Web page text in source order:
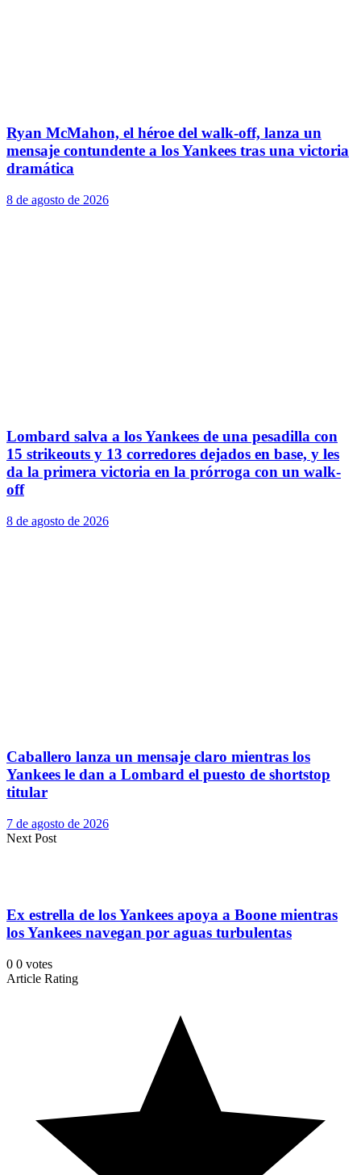
Ryan McMahon, el héroe del walk-off, lanza un
mensaje contundente a los Yankees tras una victoria
dramática
8 de agosto de 2026
Lombard salva a los Yankees de una pesadilla con
15 strikeouts y 13 corredores dejados en base, y les
da la primera victoria en la prórroga con un walk-
off
8 de agosto de 2026
Caballero lanza un mensaje claro mientras los
Yankees le dan a Lombard el puesto de shortstop
titular
7 de agosto de 2026
Next Post
Ex estrella de los Yankees apoya a Boone mientras
los Yankees navegan por aguas turbulentas
0 0 votes
Article Rating